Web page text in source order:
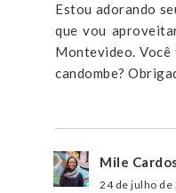
Estou adorando
que vou
Montevideo. Você
candombe?
Mile
24 de julho de